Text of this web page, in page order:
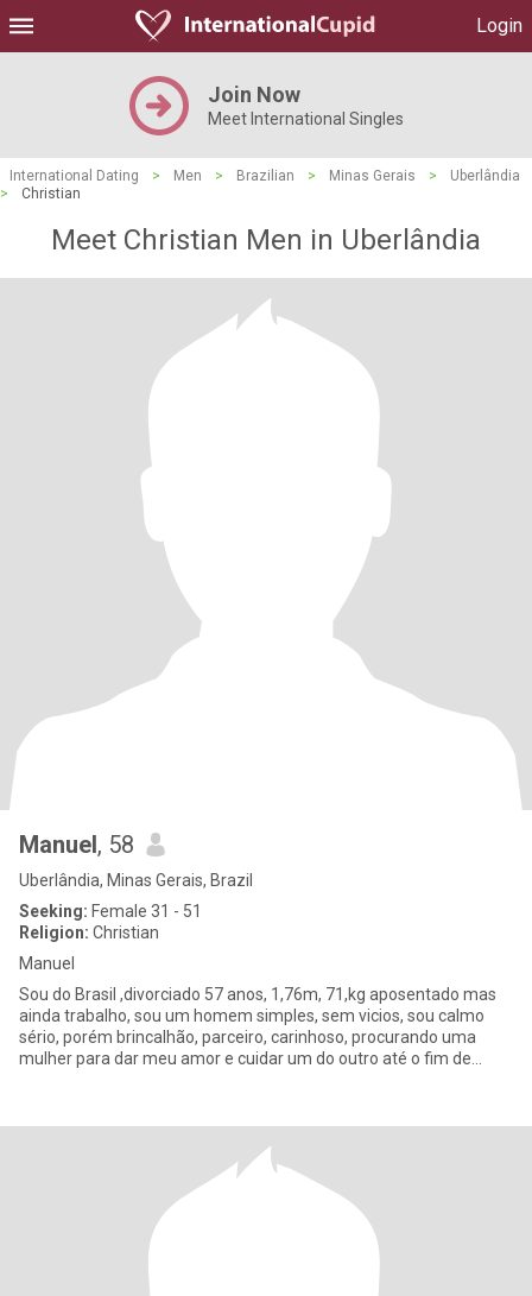
Login
Join Now
Meet International Singles
International Dating > Men > Brazilian > Minas Gerais >
Uberlândia
>
Christian
Meet Christian Men in Uberlândia
Manuel, 58
Uberlândia, Minas Gerais, Brazil
Seeking: Female 31 - 51
Religion: Christian
Manuel
Sou do Brasil ,divorciado 57 anos, 1,76m, 71,kg aposentado mas
ainda trabalho, sou um homem simples, sem vicios, sou calmo
sério, porém brincalhão, parceiro, carinhoso, procurando uma
mulher para dar meu amor e cuidar um do outro até o fim de